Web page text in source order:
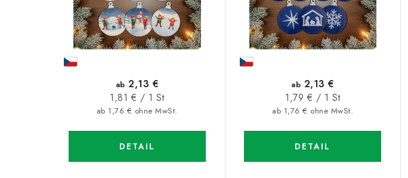
ab 1,76 € ohne MwSt.
ab 2,13 €
Verkaufspreis:
1,81 € / 1 St
DETAIL
ab 1,76 € ohne MwSt.
ab 2,13 €
Verkaufspreis:
1,79 € / 1 St
DETAIL